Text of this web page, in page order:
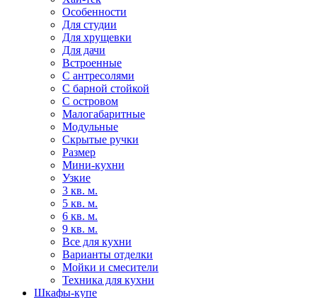
Особенности
Для студии
Для хрущевки
Для дачи
Встроенные
С антресолями
С барной стойкой
С островом
Малогабаритные
Модульные
Скрытые ручки
Размер
Мини-кухни
Узкие
3 кв. м.
5 кв. м.
6 кв. м.
9 кв. м.
Все для кухни
Варианты отделки
Мойки и смесители
Техника для кухни
Шкафы-купе